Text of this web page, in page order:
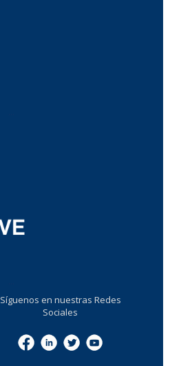
Síguenos en nuestras Redes
Sociales